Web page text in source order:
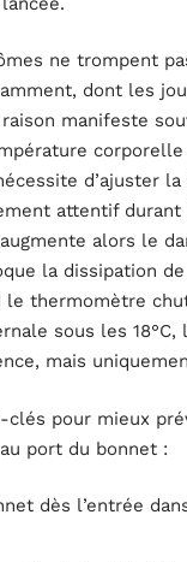
ne trompent
dont les
raison manifeste
d’ajuster
attentif
alors le
la dissipation de
le thermomètre
sous les
mais
clés pour mieux
port du bonnet :
dès l’entrée